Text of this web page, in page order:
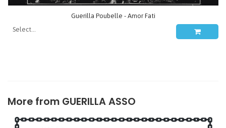
Guerilla Poubelle - Amor Fati
More from GUERILLA ASSO